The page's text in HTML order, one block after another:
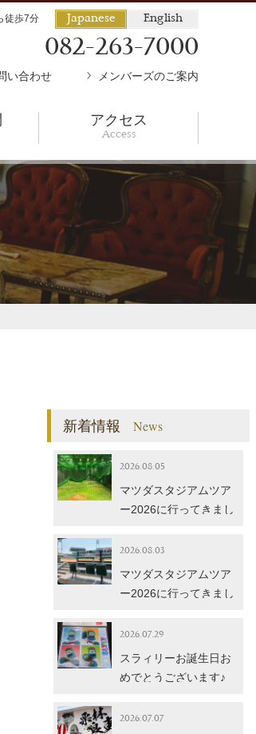
徒歩7分 Japanese English
082-263-7000
い合わせ メンバーズのご案内
アクセス
Access
新着情報 News
2026.08.05
マツダスタジアムツア
ー2026に行ってきまし
2026.08.03
マツダスタジアムツア
ー2026に行ってきまし
2026.07.29
スラィリーお誕生日お
めでとうございます♪
2026.07.07